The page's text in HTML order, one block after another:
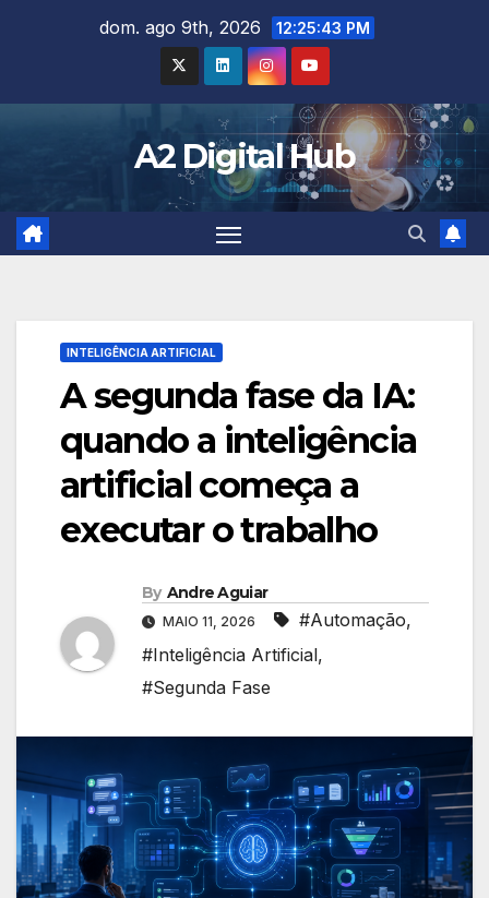
dom. ago 9th, 2026 12:25:44 PM
A2 Digital Hub
INTELIGÊNCIA ARTIFICIAL
A segunda fase da IA:
quando a inteligência
artificial começa a
executar o trabalho
By Andre Aguiar
MAIO 11, 2026 #Automação,
#Inteligência Artificial,
#Segunda Fase